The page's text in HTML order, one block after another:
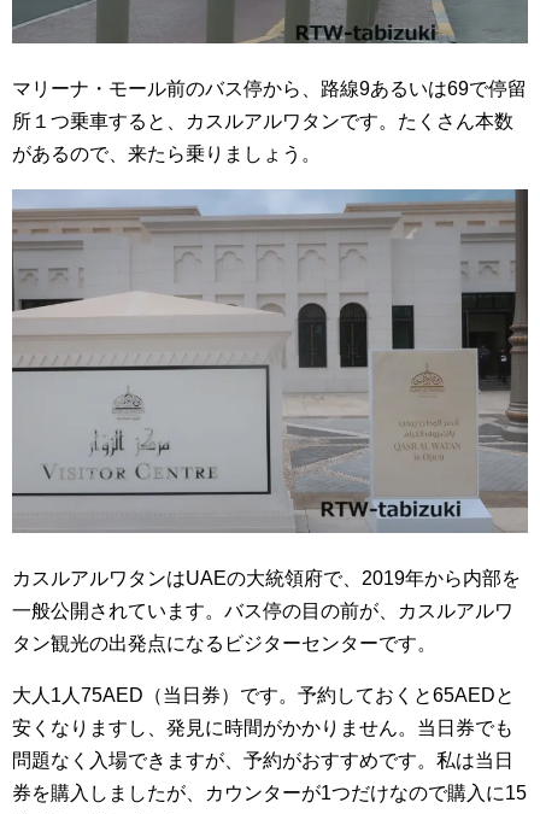
マリーナ・モール前のバス停から、路線9あるいは69で停留
所１つ乗車すると、カスルアルワタンです。たくさん本数
があるので、来たら乗りましょう。
カスルアルワタンはUAEの大統領府で、2019年から内部を
一般公開されています。バス停の目の前が、カスルアルワ
タン観光の出発点になるビジターセンターです。
大人1人75AED（当日券）です。予約しておくと65AEDと
安くなりますし、発見に時間がかかりません。当日券でも
問題なく入場できますが、予約がおすすめです。私は当日
券を購入しましたが、カウンターが1つだけなので購入に15